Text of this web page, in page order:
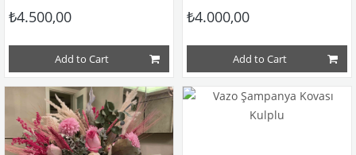
₺4.500,00
Add to Cart
₺4.000,00
Add to Cart